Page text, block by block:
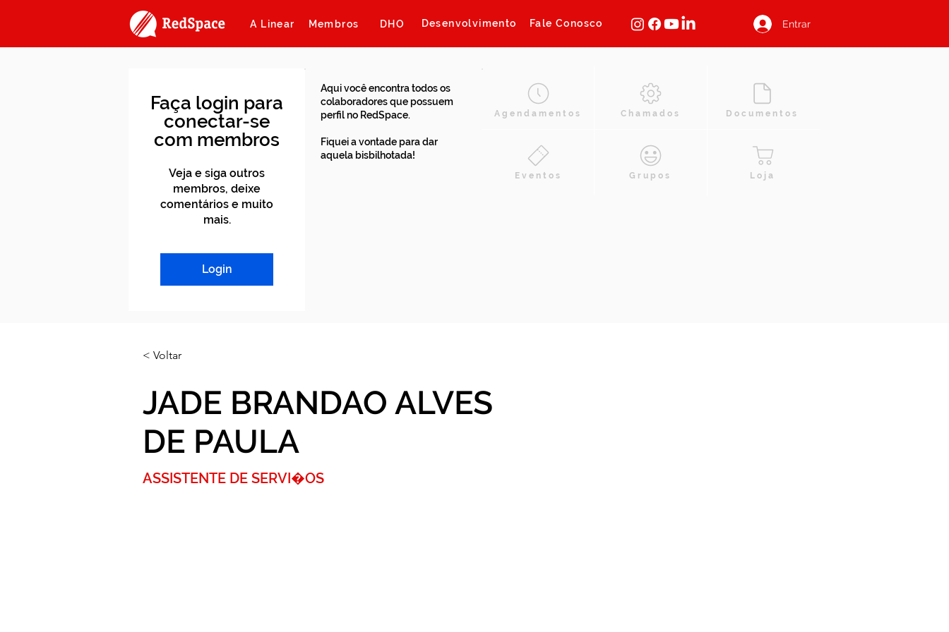
A Linear Membros DHO Desenvolvimento Fale Conosco Entrar
Faça login para
conectar-se
com membros
Veja e siga outros
membros, deixe
comentários e muito
mais.
Login
Aqui você encontra todos os
colaboradores que possuem
perfil no RedSpace.
Fiquei a vontade para dar
aquela bisbilhotada!
Agendamentos Chamados Documentos
Eventos Grupos Loja
< Voltar
JADE BRANDAO ALVES
DE PAULA
ASSISTENTE DE SERVI�OS